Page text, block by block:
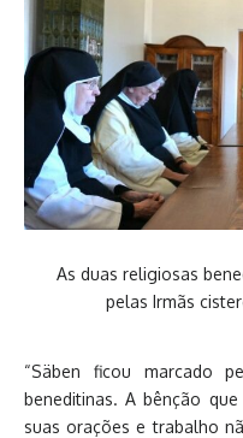
As duas religiosas
pelas Irmãs
“Säben ficou marcado
beneditinas. A bênção
suas orações e trabalho